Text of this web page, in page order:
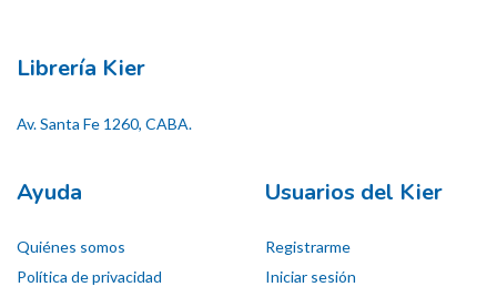
Librería Kier
Av. Santa Fe 1260, CABA.
Ayuda
Quiénes somos
Política de privacidad
Usuarios del Kier
Registrarme
Iniciar sesión